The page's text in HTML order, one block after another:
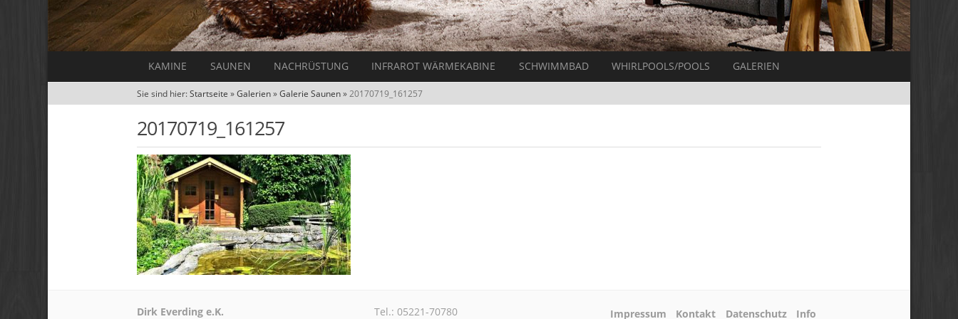
KAMINE SAUNEN NACHRÜSTUNG INFRAROT WÄRMEKABINE SCHWIMMBAD WHIRLPOOLS/POOLS GALERIEN
Sie sind hier:Startseite »Galerien»Galerie Saunen»20170719_161257
20170719_161257
Dirk Everding e.K. Tel.: 05221-70780 Impressum Kontakt Datenschutz Info